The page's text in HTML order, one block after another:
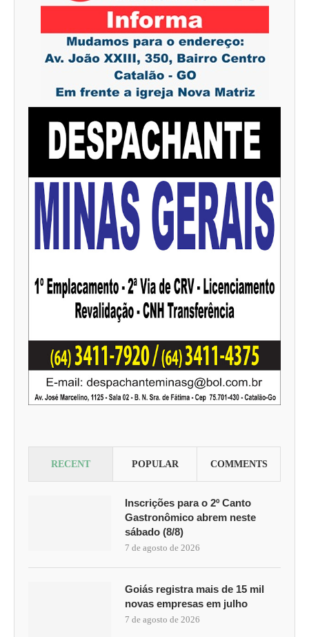
RECENT POPULAR COMMENTS
Inscrições para o 2º Canto
Gastronômico abrem neste
sábado (8/8)
7 de agosto de 2026
Goiás registra mais de 15 mil
novas empresas em julho
7 de agosto de 2026